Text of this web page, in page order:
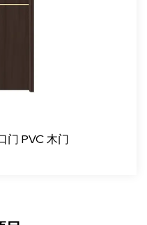
门 PVC 木门